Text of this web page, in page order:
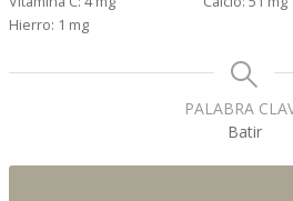
Hierro: 1 mg
PALABRA
Batir